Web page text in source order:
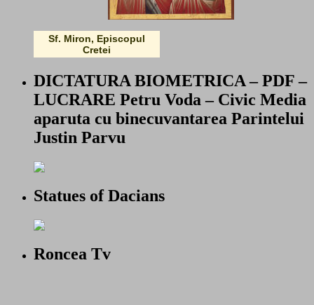
Sf. Miron, Episcopul
Cretei
DICTATURA BIOMETRICA – PDF –
LUCRARE Petru Voda – Civic Media
aparuta cu binecuvantarea Parintelui
Justin Parvu
Statues of Dacians
Roncea Tv